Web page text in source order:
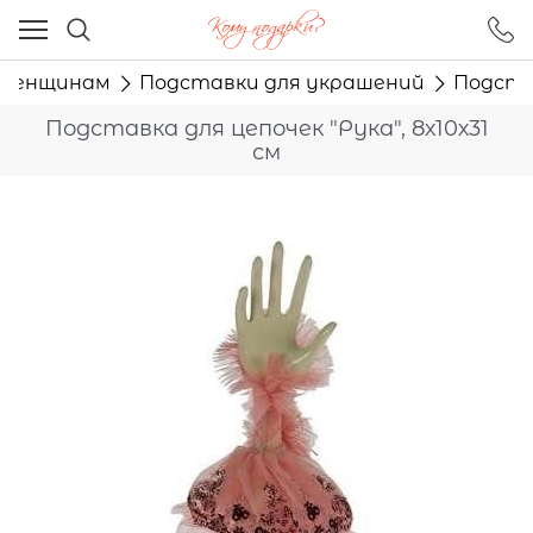
Подставки для украшений
Подставка для цепочек "Рука", 8х10х31
см
Ваш город - Москва,
угадали?
ДА НЕТ